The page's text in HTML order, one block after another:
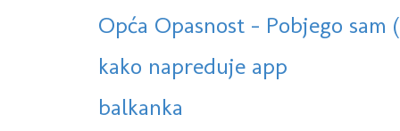
Opća Opasnost - Pobjego
kako napreduje app
balkanka